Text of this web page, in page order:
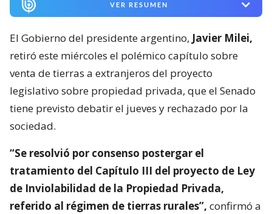
VER RESUMEN
El Gobierno del presidente argentino, Javier Milei,
retiró este miércoles el polémico capítulo sobre
venta de tierras a extranjeros del proyecto
legislativo sobre propiedad privada, que el Senado
tiene previsto debatir el jueves y rechazado por la
sociedad.
“Se resolvió por consenso postergar el
tratamiento del Capítulo III del proyecto de Ley
de Inviolabilidad de la Propiedad Privada,
referido al régimen de tierras rurales”, confirmó a